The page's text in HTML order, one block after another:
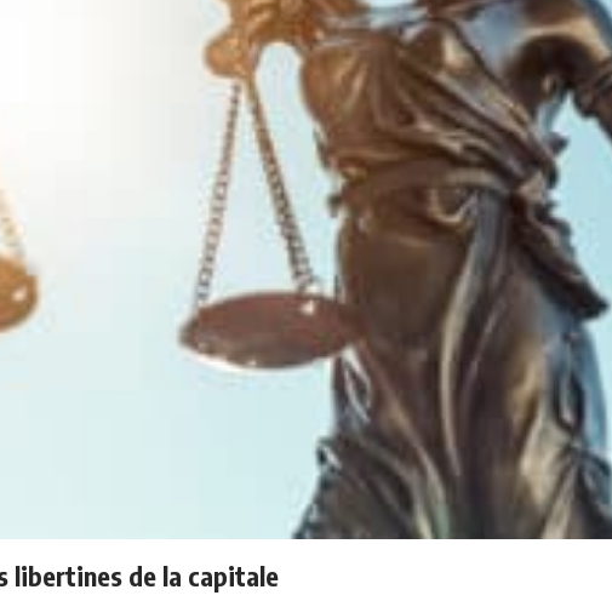
libertines de la capitale